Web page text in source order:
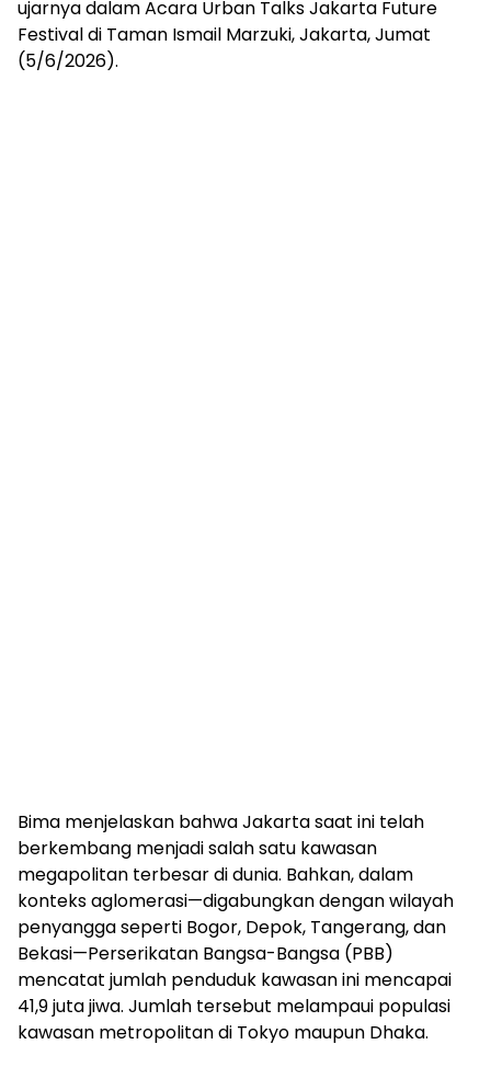
ujarnya dalam Acara Urban Talks Jakarta Future
Festival di Taman Ismail Marzuki, Jakarta, Jumat
(5/6/2026).
Bima menjelaskan bahwa Jakarta saat ini telah
berkembang menjadi salah satu kawasan
megapolitan terbesar di dunia. Bahkan, dalam
konteks aglomerasi—digabungkan dengan wilayah
penyangga seperti Bogor, Depok, Tangerang, dan
Bekasi—Perserikatan Bangsa-Bangsa (PBB)
mencatat jumlah penduduk kawasan ini mencapai
41,9 juta jiwa. Jumlah tersebut melampaui populasi
kawasan metropolitan di Tokyo maupun Dhaka.